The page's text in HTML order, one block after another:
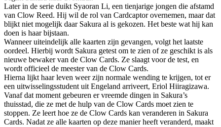
Later in de serie duikt Syaoran Li, een tienjarige jongen die afstamd
van Clow Reed. Hij wil de rol van Cardcaptor overnemen, maar dat
blijkt niet mogelijk daar Sakura al is gekozen. Het beste wat hij kan
doen is haar bijstaan.
Wanneer uiteindelijk alle kaarten zijn gevangen, volgt het laatste
oordeel. Hierbij wordt Sakura getest om te zien of ze geschikt is als
nieuwe bewaker van de Clow Cards. Ze slaagt voor de test, en
wordt officieel de meester van de Clow Cards.
Hierna lijkt haar leven weer zijn normale wending te krijgen, tot er
een uitwisselingsstudent uit Engeland arriveert, Eriol Hiiragizawa.
Vanaf dat moment gebeuren er vreemde dingen in Sakura’s
thuisstad, die ze met de hulp van de Clow Cards moet zien te
stoppen. Ze leert hoe ze de Clow Cards kan veranderen in Sakura
Cards. Nadat ze alle kaarten op deze manier heeft veranderd, maakt